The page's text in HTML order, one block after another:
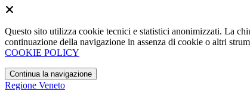
Questo sito utilizza cookie tecnici e statistici anonimizzati. La
continuazione della navigazione in assenza di cookie o altri
COOKIE POLICY
Continua la navigazione
Regione Veneto